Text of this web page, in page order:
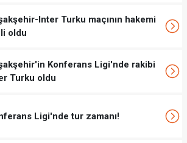
Inter Turku maçının hakemi
oldu
Konferans Ligi'nde rakibi
Turku oldu
Ligi'nde tur zamanı!